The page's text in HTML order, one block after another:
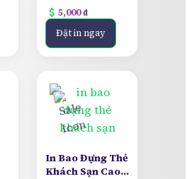
attach_money 5,000₫
Đặt in ngay
In Bao Đựng Thẻ
Khách Sạn Cao